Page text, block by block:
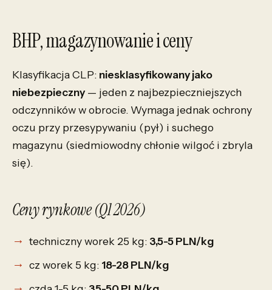
BHP, magazynowanie i ceny
Klasyfikacja CLP: niesklasyfikowany jako
niebezpieczny— jeden z najbezpieczniejszych
odczynników w obrocie. Wymaga jednak ochrony
oczu przy przesypywaniu (pył) i suchego
magazynu (siedmiowodny chłonie wilgoć i zbryla
się).
Ceny rynkowe (Q1 2026)
techniczny worek 25 kg: 3,5-5 PLN/kg
cz worek 5 kg: 18-28 PLN/kg